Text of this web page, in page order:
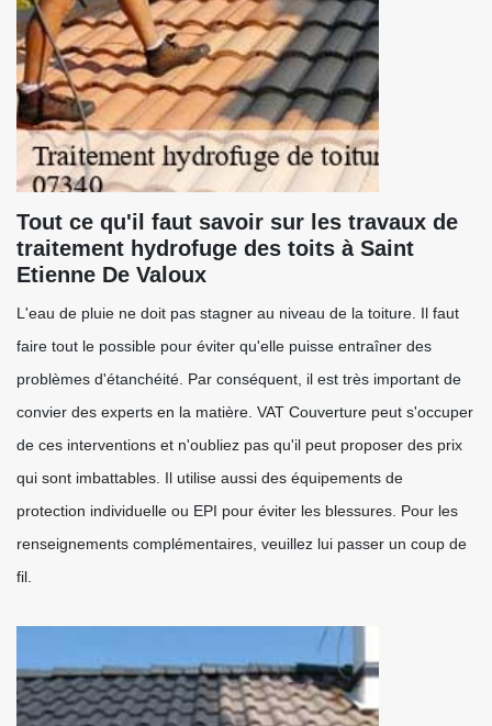
Tout ce qu'il faut savoir sur les travaux de
traitement hydrofuge des toits à Saint
Etienne De Valoux
L'eau de pluie ne doit pas stagner au niveau de la toiture. Il faut
faire tout le possible pour éviter qu'elle puisse entraîner des
problèmes d'étanchéité. Par conséquent, il est très important de
convier des experts en la matière. VAT Couverture peut s'occuper
de ces interventions et n'oubliez pas qu'il peut proposer des prix
qui sont imbattables. Il utilise aussi des équipements de
protection individuelle ou EPI pour éviter les blessures. Pour les
renseignements complémentaires, veuillez lui passer un coup de
fil.